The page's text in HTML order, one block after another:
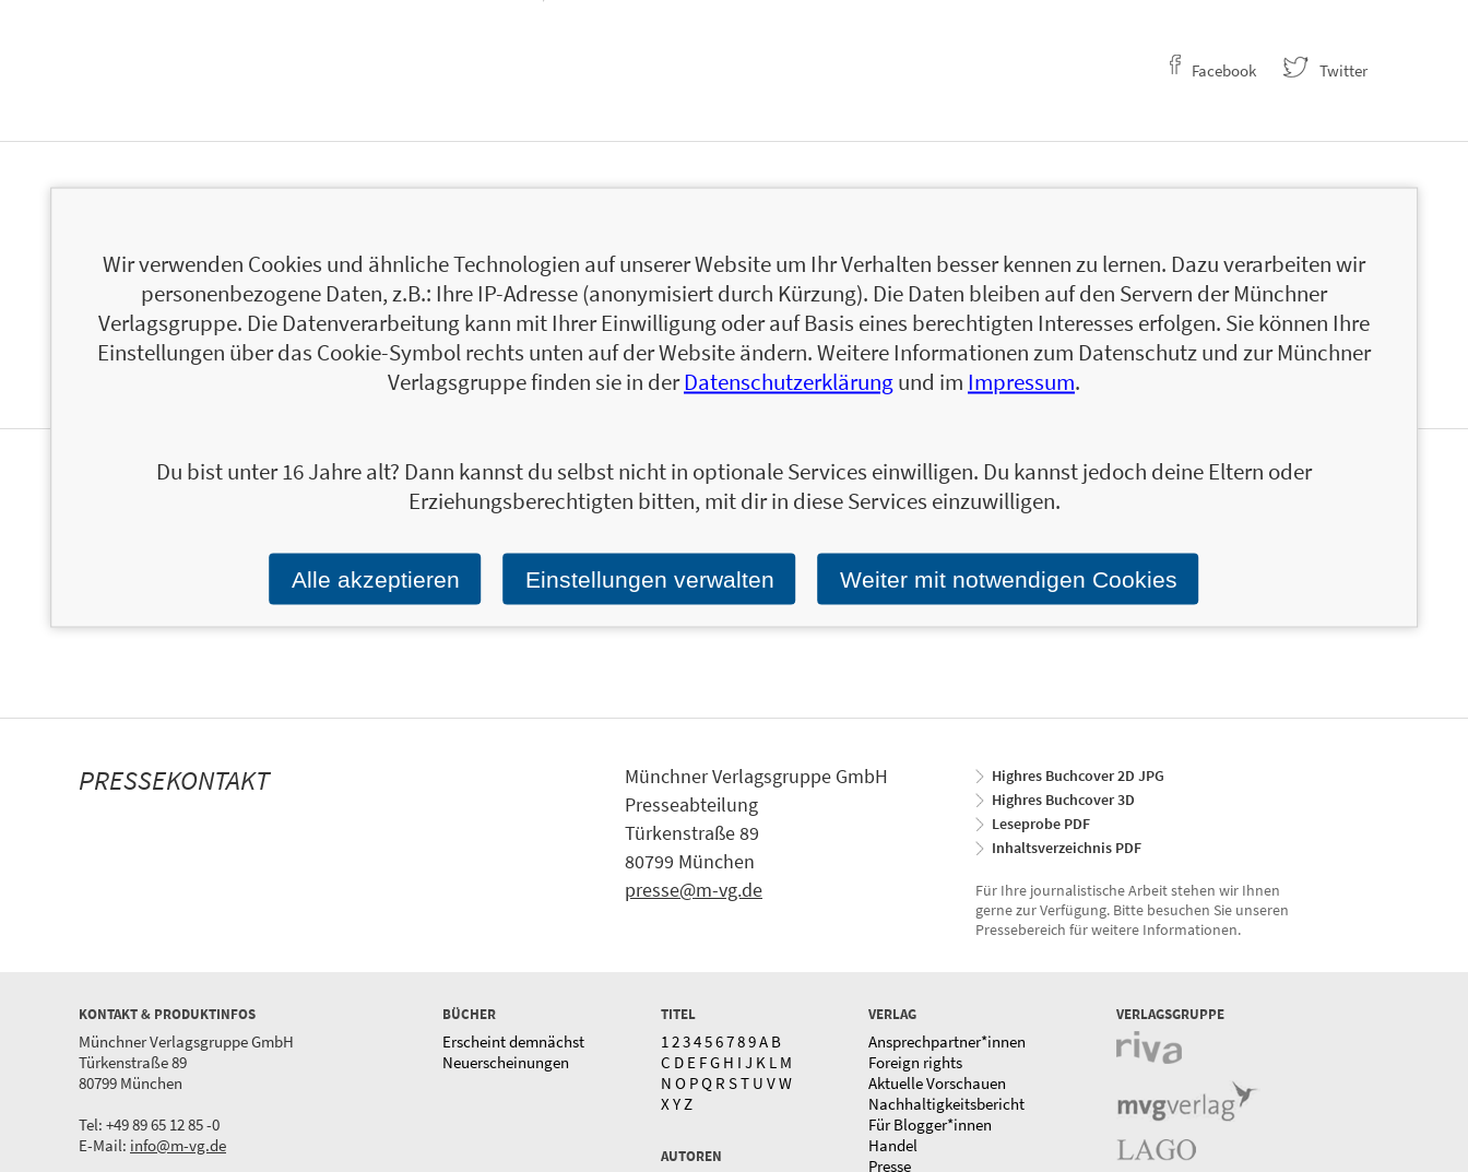
Facebook Twitter
mehr als 10 Jahre Erfahrung im Start-up-Umfeld. Er ist Co-Founder des deutschen
Marktführers im Bereich e-Ticketing für Kinos, kinoheld.de (Exit CTS Eventim), und Digital
Consultant, Growth Hacker und Podcaster mit Startup Hacks.
Zum Profil von Bernhard Kalhammer
PERSONALISIERTE
Ja, ich will über interessante Neuerscheinungen und ähnliche Produkte informiert werden.
Wir halten Sie per E-Mail auf dem aktuellen Stand über das Programm der Münchner Verlagsgruppe.
E-Mail-Adresse:
PRESSEKONTAKT
Münchner Verlagsgruppe GmbH
Presseabteilung
Türkenstraße 89
80799 München
presse@m-vg.de
Highres Buchcover 2D JPG
Highres Buchcover 3D
Leseprobe PDF
Inhaltsverzeichnis PDF
Für Ihre journalistische Arbeit stehen wir Ihnen
gerne zur Verfügung. Bitte besuchen Sie unseren
Pressebereich für weitere Informationen.
KONTAKT & PRODUKTINFOS
Münchner Verlagsgruppe GmbH
Türkenstraße 89
80799 München
Tel: +49 89 65 12 85 -0
E-Mail: info@m-vg.de
BÜCHER
Erscheint demnächst
Neuerscheinungen
TITEL
1 23456789A B
C D E FG H I J K L M
N O PQ R ST U VW
X Y Z
AUTOREN
VERLAG
Ansprechpartner*innen
Foreign rights
Aktuelle Vorschauen
Nachhaltigkeitsbericht
Für Blogger*innen
Handel
Presse
VERLAGSGRUPPE
Wir verwenden Cookies und ähnliche Technologien auf unserer Website um Ihr Verhalten besser kennen zu lernen. Dazu verarbeiten wir
personenbezogene Daten, z.B.: Ihre IP-Adresse (anonymisiert durch Kürzung). Die Daten bleiben auf den Servern der Münchner
Verlagsgruppe. Die Datenverarbeitung kann mit Ihrer Einwilligung oder auf Basis eines berechtigten Interesses erfolgen. Sie können Ihre
Einstellungen über das Cookie-Symbol rechts unten auf der Website ändern. Weitere Informationen zum Datenschutz und zur Münchner
Verlagsgruppe finden sie in derDatenschutzerklärungund im Impressum.
Du bist unter 16 Jahre alt? Dann kannst du selbst nicht in optionale Services einwilligen. Du kannst jedoch deine Eltern oder
Erziehungsberechtigten bitten, mit dir in diese Services einzuwilligen.
Alle akzeptieren Einstellungen verwalten Weiter mit notwendigen Cookies